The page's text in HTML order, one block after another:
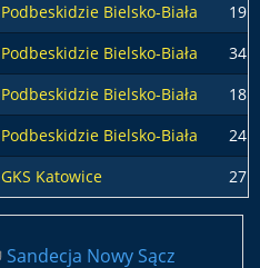
Podbeskidzie Bielsko-Biała
19
Podbeskidzie Bielsko-Biała
34
Podbeskidzie Bielsko-Biała
18
Podbeskidzie Bielsko-Biała
24
GKS Katowice 27
Sandecja Nowy Sącz